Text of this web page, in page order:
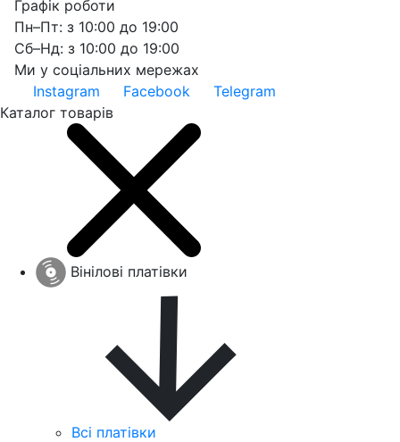
Графік роботи
Пн–Пт: з 10:00 до 19:00
Сб–Нд: з 10:00 до 19:00
Ми у соціальних мережах
Instagram
Facebook
Telegram
Каталог товарів
Вінілові платівки
Всі платівки